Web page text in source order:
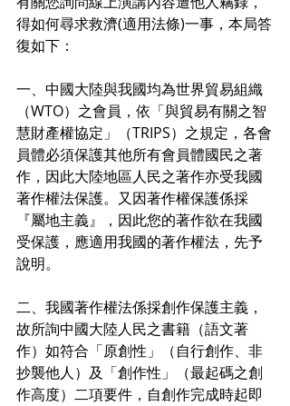
得如何尋求救濟(適用法條)一事，本局答
復如下：
一、中國大陸與我國均為世界貿易組織
（WTO）之會員，依「與貿易有關之智
慧財產權協定」（TRIPS）之規定，各會
員體必須保護其他所有會員體國民之著
作，因此大陸地區人民之著作亦受我國
著作權法保護。又因著作權保護係採
『屬地主義』，因此您的著作欲在我國
受保護，應適用我國的著作權法，先予
說明。
二、我國著作權法係採創作保護主義，
故所詢中國大陸人民之書籍（語文著
作）如符合「原創性」（自行創作、非
抄襲他人）及「創作性」（最起碼之創
作高度）二項要件，自創作完成時起即